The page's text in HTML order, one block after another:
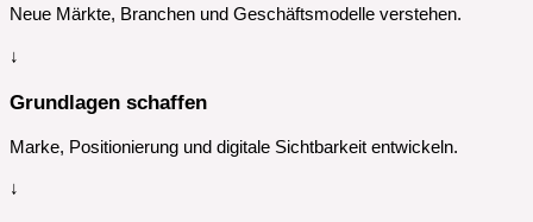
Neue Märkte, Branchen und Geschäftsmodelle verstehen.
↓
Grundlagen schaffen
Marke, Positionierung und digitale Sichtbarkeit entwickeln.
↓